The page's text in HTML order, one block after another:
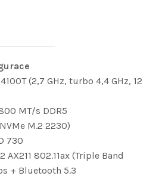
(2,7 GHz, turbo 4,4 GHz, 12
MT/s DDR5
M.2 2230)
730
802.11ax (Triple Band
+ Bluetooth 5.3